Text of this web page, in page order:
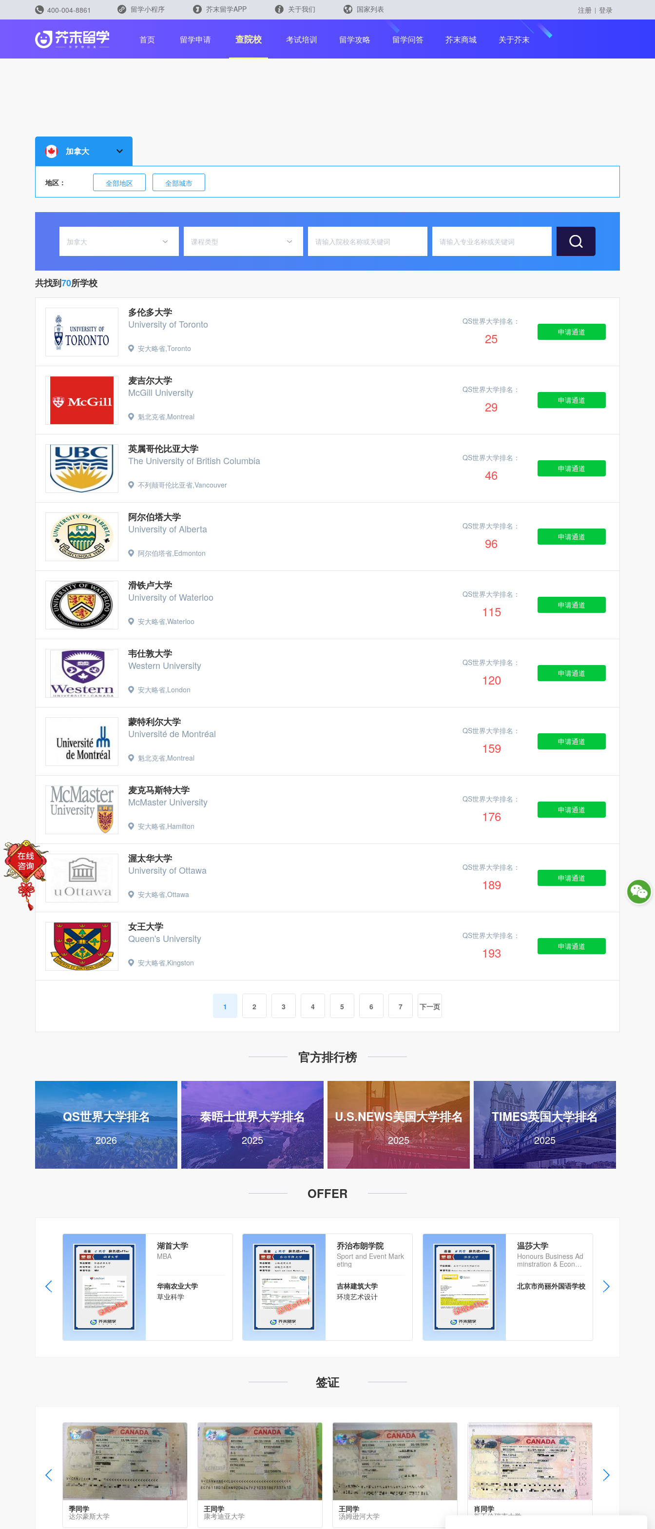
400-004-8861 留学小程序
留学评测
雅思能力测评 托福能力测评
芥末留学APP 关于我们
国家列表
注册 | 登录
首页 留学申请 查院校 考试培训 留学攻略 留学问答 芥末商城 关于芥末
加拿大
地区： 全部地区 全部城市
加拿大 课程类型
共找到70所学校
多伦多大学
University of Toronto
安大略省,Toronto
QS世界大学排名：
25 申请通道
麦吉尔大学
McGill University
魁北克省,Montreal
QS世界大学排名：
29 申请通道
英属哥伦比亚大学
The University of British Columbia
不列颠哥伦比亚省,Vancouver
QS世界大学排名：
46 申请通道
阿尔伯塔大学
University of Alberta
阿尔伯塔省,Edmonton
QS世界大学排名：
96 申请通道
滑铁卢大学
University of Waterloo
安大略省,Waterloo
QS世界大学排名：
115 申请通道
韦仕敦大学
Western University
安大略省,London
QS世界大学排名：
120 申请通道
蒙特利尔大学
Université de Montréal
魁北克省,Montreal
QS世界大学排名：
159 申请通道
麦克马斯特大学
McMaster University
安大略省,Hamilton
QS世界大学排名：
176 申请通道
渥太华大学
University of Ottawa
安大略省,Ottawa
QS世界大学排名：
189 申请通道
女王大学
Queen's University
安大略省,Kingston
QS世界大学排名：
193 申请通道
1 2 3 4 5 6 7 下一页
官方排行榜
QS世界大学排名
2026
泰晤士世界大学排名
2025
U.S.NEWS美国大学排名
2025
TIMES英国大学排名
2025
OFFER
湖首大学
MBA
华南农业大学
草业科学
乔治布朗学院
Sport and Event Mark
eting
吉林建筑大学
环境艺术设计
温莎大学
Honours Business Ad
minstration & Econom
北京市尚丽外国语学校
签证
季同学
达尔豪斯大学
王同学
康考迪亚大学
王同学
汤姆逊河大学
肖同学
新不伦瑞克大学 曼尼托巴大学